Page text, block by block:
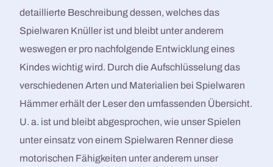
detaillierte Beschreibung dessen, welches das
Spielwaren Knüller ist und bleibt unter anderem
weswegen er pro nachfolgende Entwicklung eines
Kindes wichtig wird. Durch die Aufschlüsselung das
verschiedenen Arten und Materialien bei Spielwaren
Hämmer erhält der Leser den umfassenden Übersicht.
U. a. ist und bleibt abgesprochen, wie unser Spielen
unter einsatz von einem Spielwaren Renner diese
motorischen Fähigkeiten unter anderem unser